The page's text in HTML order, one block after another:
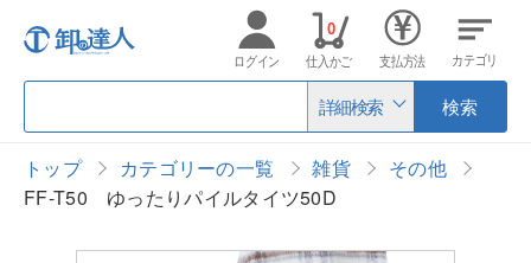
詳細検索 検索
ログイン 仕入かご
0
支払方法 カテゴリ
トップ カテゴリーの一覧 雑貨
その他
FF-T50 ゆったりパイルタイツ50D